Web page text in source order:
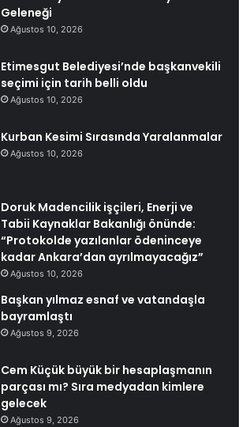
Geleneği
Ağustos 10, 2026
Etimesgut Belediyesi’nde başkanvekili
seçimi için tarih belli oldu
Ağustos 10, 2026
Kurban Kesimi Sırasında Yaralanmalar
Ağustos 10, 2026
Doruk Madencilik işçileri, Enerji ve
Tabii Kaynaklar Bakanlığı önünde:
“Protokolde yazılanlar ödeninceye
kadar Ankara’dan ayrılmayacağız”
Ağustos 10, 2026
Başkan yılmaz esnaf ve vatandaşla
bayramlaştı
Ağustos 9, 2026
Cem Küçük büyük bir hesaplaşmanın
parçası mı? Sıra medyadan kimlere
gelecek
Ağustos 9, 2026